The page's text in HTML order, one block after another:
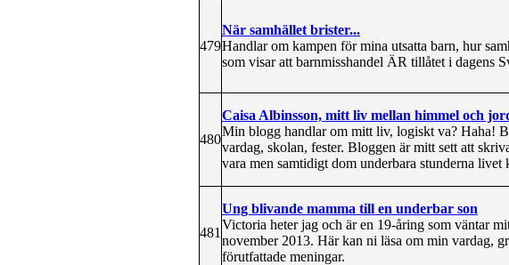
479
När samhället brister...
Handlar om kampen för mina utsatta barn, hur
som visar att barnmisshandel ÄR tillåtet i dagens
480
Caisa Albinsson, mitt liv mellan himmel och
Min blogg handlar om mitt liv, logiskt va? Haha!
vardag, skolan, fester. Bloggen är mitt sett att
vara men samtidigt dom underbara stunderna livet
481
Ung blivande mamma till en underbar son
Victoria heter jag och är en 19-åring som väntar
november 2013. Här kan ni läsa om min vardag,
förutfattade meningar.